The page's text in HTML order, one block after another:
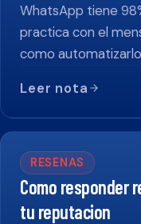
WhatsApp tiene
practica con el
como
Leer nota
RESENAS
Como responder
tu reputacion